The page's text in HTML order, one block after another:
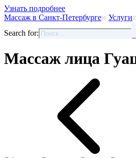
Узнать подробнее
Массаж в Санкт-Петербурге
Услуги
Search for:
Массаж лица